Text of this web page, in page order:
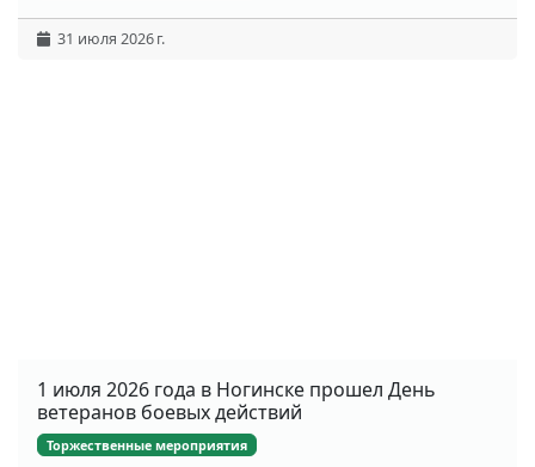
31 июля 2026 г.
1 июля 2026 года в Ногинске прошел День
ветеранов боевых действий
Торжественные мероприятия